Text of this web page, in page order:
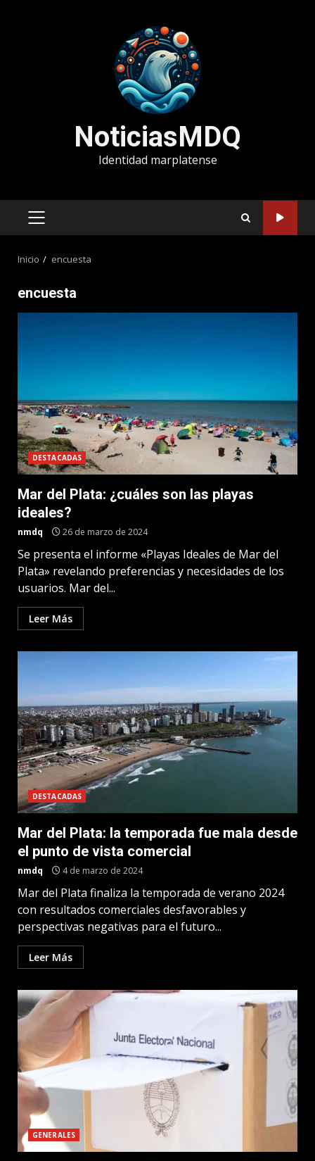
NoticiasMDQ
Identidad marplatense
MENÚ
Inicio encuesta
encuesta
DESTACADAS
Mar del Plata: ¿cuáles son las playas
ideales?
nmdq 26 de marzo de 2024
Se presenta el informe «Playas Ideales de Mar del
Plata» revelando preferencias y necesidades de los
usuarios. Mar del...
Leer Más
DESTACADAS
Mar del Plata: la temporada fue mala desde
el punto de vista comercial
nmdq 4 de marzo de 2024
Mar del Plata finaliza la temporada de verano 2024
con resultados comerciales desfavorables y
perspectivas negativas para el futuro...
Leer Más
GENERALES